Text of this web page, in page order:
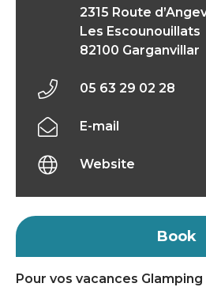
Pour vos vacances
2315 Route
Les Escounouillats
82100 Garganvillar
05 63 29 02 28
E-mail
Website
Book